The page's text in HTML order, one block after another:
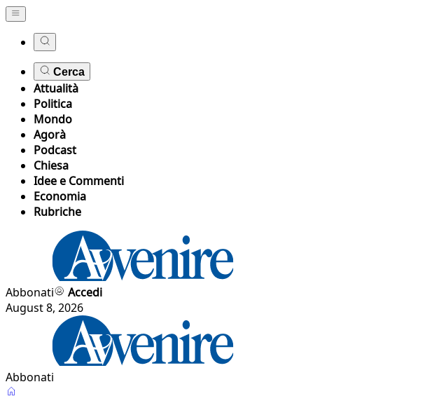
Cerca
Attualità
Politica
Mondo
Agorà
Podcast
Chiesa
Idee e Commenti
Economia
Rubriche
Abbonati
Accedi
August 8, 2026
Abbonati